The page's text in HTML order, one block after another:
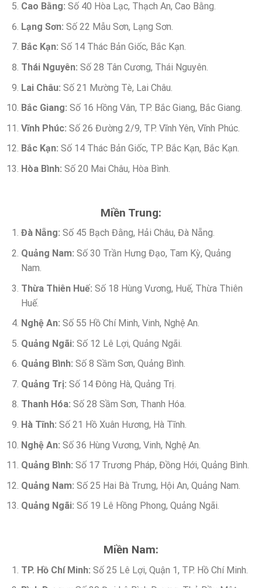
Cao Bằng: Số 40 Hòa Lạc, Thạch An, Cao Bằng.
Lạng Sơn: Số 22 Mẫu Sơn, Lạng Sơn.
Bắc Kạn: Số 14 Thác Bản Giốc, Bắc Kạn.
Thái Nguyên: Số 28 Tân Cương, Thái Nguyên.
Lai Châu: Số 21 Mường Tè, Lai Châu.
Bắc Giang: Số 16 Hồng Vân, TP. Bắc Giang, Bắc Giang.
Vĩnh Phúc: Số 26 Đường 2/9, TP. Vĩnh Yên, Vĩnh Phúc.
Bắc Kạn: Số 14 Thác Bản Giốc, TP. Bắc Kạn, Bắc Kạn.
Hòa Bình: Số 20 Mai Châu, Hòa Bình.
Miền Trung:
Đà Nẵng: Số 45 Bạch Đằng, Hải Châu, Đà Nẵng.
Quảng Nam: Số 30 Trần Hưng Đạo, Tam Kỳ, Quảng
Nam.
Thừa Thiên Huế: Số 18 Hùng Vương, Huế, Thừa Thiên
Huế.
Nghệ An: Số 55 Hồ Chí Minh, Vinh, Nghệ An.
Quảng Ngãi: Số 12 Lê Lợi, Quảng Ngãi.
Quảng Bình: Số 8 Sầm Sơn, Quảng Bình.
Quảng Trị: Số 14 Đông Hà, Quảng Trị.
Thanh Hóa: Số 28 Sầm Sơn, Thanh Hóa.
Hà Tĩnh: Số 21 Hồ Xuân Hương, Hà Tĩnh.
Nghệ An: Số 36 Hùng Vương, Vinh, Nghệ An.
Quảng Bình: Số 17 Trương Pháp, Đồng Hới, Quảng Bình.
Quảng Nam: Số 25 Hai Bà Trưng, Hội An, Quảng Nam.
Quảng Ngãi: Số 19 Lê Hồng Phong, Quảng Ngãi.
Miền Nam:
TP. Hồ Chí Minh: Số 25 Lê Lợi, Quận 1, TP. Hồ Chí Minh.